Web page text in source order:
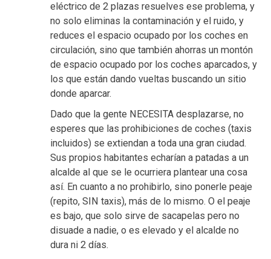
eléctrico de 2 plazas resuelves ese problema, y
no solo eliminas la contaminación y el ruido, y
reduces el espacio ocupado por los coches en
circulación, sino que también ahorras un montón
de espacio ocupado por los coches aparcados, y
los que están dando vueltas buscando un sitio
donde aparcar.
Dado que la gente NECESITA desplazarse, no
esperes que las prohibiciones de coches (taxis
incluidos) se extiendan a toda una gran ciudad.
Sus propios habitantes echarían a patadas a un
alcalde al que se le ocurriera plantear una cosa
así. En cuanto a no prohibirlo, sino ponerle peaje
(repito, SIN taxis), más de lo mismo. O el peaje
es bajo, que solo sirve de sacapelas pero no
disuade a nadie, o es elevado y el alcalde no
dura ni 2 días.